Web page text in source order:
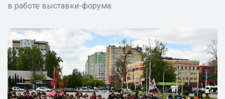
в работе выставки-форума.